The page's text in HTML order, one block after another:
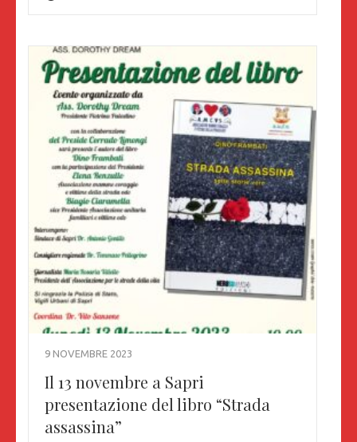
9 NOVEMBRE 2023
Il 13 novembre a Sapri
presentazione del libro “Strada
assassina”